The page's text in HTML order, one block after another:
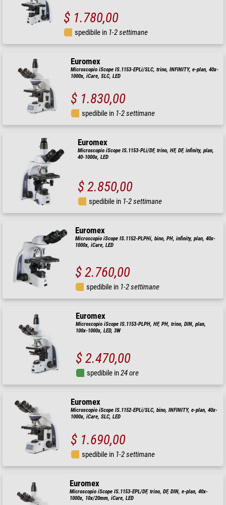
$ 1.780,00
spedibile in 1-2 settimane
Euromex
Microscopio iScope IS.1153-EPLi/SLC, trino, INFINITY, e-plan, 40x-
1000x, iCare, SLC, LED
$ 1.830,00
spedibile in 1-2 settimane
Euromex
Microscopio iScope IS.1153-PLi/DF, trino, HF, DF, infinity, plan,
40-1000x, LED
$ 2.850,00
spedibile in 1-2 settimane
Euromex
Microscopio iScope IS.1152-PLPHi, bino, PH, infinity, plan, 40x-
1000x, iCare, LED
$ 2.760,00
spedibile in 1-2 settimane
Euromex
Microscopio iScope IS.1153-PLPH, HF, PH, trino, DIN, plan,
100x-1000x, LED, 3W
$ 2.470,00
spedibile in24 ore
Euromex
Microscopio iScope IS.1152-EPLi/SLC, bino, INFINITY, e-plan, 40x-
1000x, iCare, SLC, LED
$ 1.690,00
spedibile in 1-2 settimane
Euromex
Microscopio iScope IS.1153-EPL/DF, trino, DF, DIN, e-plan, 40x-
1000x, 10x/20mm, iCare, LED